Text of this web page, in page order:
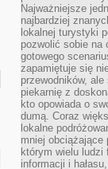
Najważniejsze
najbardziej
lokalnej turystyki
pozwolić sobie na
gotowego
zapamiętuje się
przewodników,
piekarnię z
kto opowiada o
dumą. Coraz
lokalne
mniej
którym wielu ludzi
informacji i